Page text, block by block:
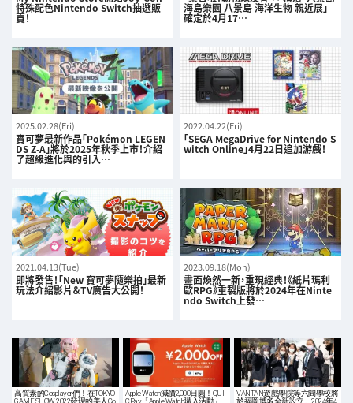
特殊配色Nintendo Switch抽選販
賣！
海島樂園 八景島 海洋生物 親近展」
確定於4月17…
2025.02.28(Fri)
寶可夢最新作品「Pokémon LEGEN
DS Z-A」將於2025年秋季上市！介紹
了超級進化與的引入…
2022.04.22(Fri)
「SEGA MegaDrive for Nintendo S
witch Online」4月22日追加游戲！
2021.04.13(Tue)
即將發售！「New 寶可夢隨樂拍」最新
玩法介紹影片＆TV廣告大公開！
2023.09.18(Mon)
畫面煥然一新，重現經典！《紙片瑪利
歐RPG》重製版將於2024年在Ninte
ndo Switch上發…
高質素的Cosplayer們！在TOKYO
GAME SHOW 2022發現的美人Co
Apple Watch減價2,000日圓！QUI
CPay「Apple Watch購入活動」
VANTAN遊戲學院等六間學校將
於福岡博多全新設立。2024年4